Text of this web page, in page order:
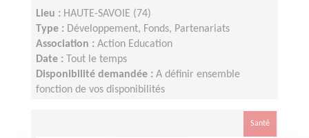
Lieu : HAUTE-SAVOIE (74)
Type : Développement, Fonds, Partenariats
Association : Action Education
Date :
Tout le temps
Disponibilité demandée : A définir ensemble
fonction de vos disponibilités
Santé